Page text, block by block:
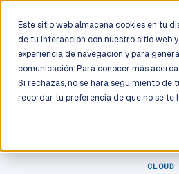
Este sitio web almacena cookies en tu
de tu interacción con nuestro sitio web
experiencia de navegación y para
comunicación. Para conocer más
Si rechazas, no se hará seguimiento de
recordar tu preferencia de que no se te
CLOUD